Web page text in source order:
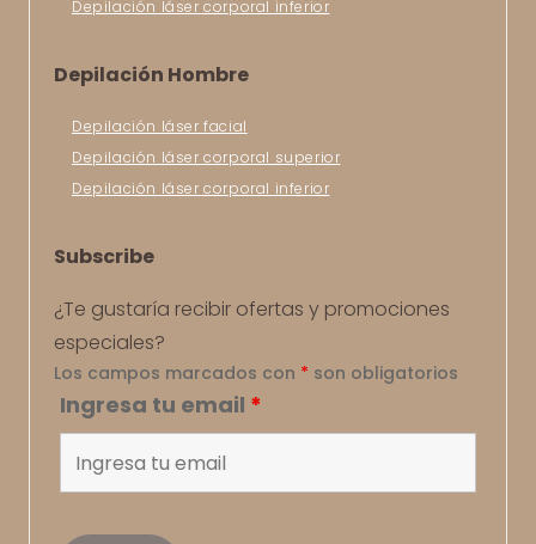
Depilación láser corporal inferior
Depilación Hombre
Depilación láser facial
Depilación láser corporal superior
Depilación láser corporal inferior
Subscribe
¿Te gustaría recibir ofertas y promociones
especiales?
Los campos marcados con * son obligatorios
Ingresa tu email *